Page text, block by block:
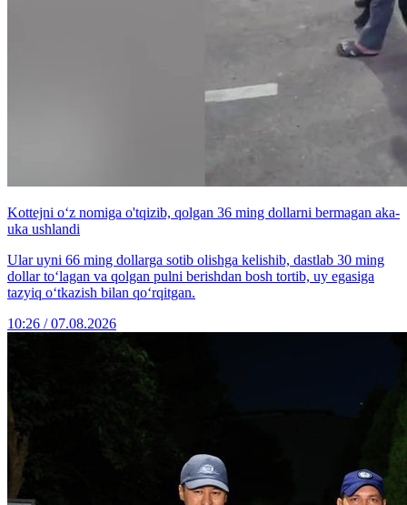
Kottejni o‘z nomiga o'tqizib, qolgan 36 ming dollarni bermagan aka-
uka ushlandi
Ular uyni 66 ming dollarga sotib olishga kelishib, dastlab 30 ming
dollar to‘lagan va qolgan pulni berishdan bosh tortib, uy egasiga
tazyiq o‘tkazish bilan qo‘rqitgan.
10:26 / 07.08.2026